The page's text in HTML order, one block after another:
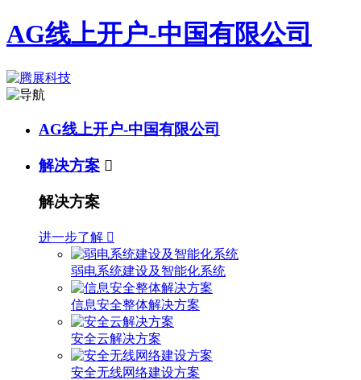
AG线上开户-中国有限公司
AG线上开户-中国有限公司
解决方案 
解决方案
进一步了解 
弱电系统建设及智能化系统
信息安全整体解决方案
安全云解决方案
安全无线网络建设方案